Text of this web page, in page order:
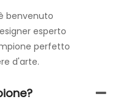
benvenuto
esperto
perfetto
d'arte.